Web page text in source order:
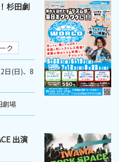
杉田劇
ク
日(日)、8
劇場
出演